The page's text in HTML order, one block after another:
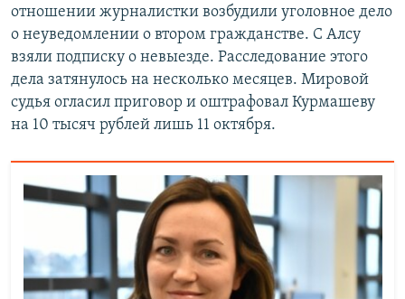
отношении журналистки возбудили уголовное дело
о неуведомлении о втором гражданстве. С Алсу
взяли подписку о невыезде. Расследование этого
дела затянулось на несколько месяцев. Мировой
судья огласил приговор и оштрафовал Курмашеву
на 10 тысяч рублей лишь 11 октября.